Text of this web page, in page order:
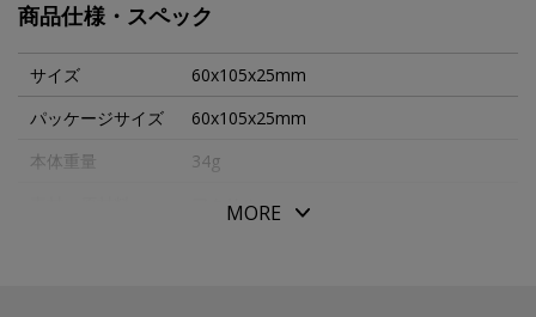
商品仕様・スペック
サイズ
60x105x25mm
パッケージサイズ
60x105x25mm
本体重量
34g
アクリル
MORE